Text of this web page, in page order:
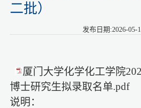
二批）
发布日期:2026-
厦门大学化学化工学院
博士研究生拟录取名单.pdf
说明：